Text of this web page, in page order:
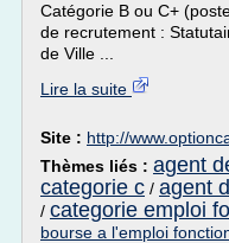
Catégorie B ou C+
de recrutement :
de Ville ...
Lire la suite
Site : http://
Thèmes liés : agent
categorie c / agent
/ categorie emploi
bourse a l'emploi